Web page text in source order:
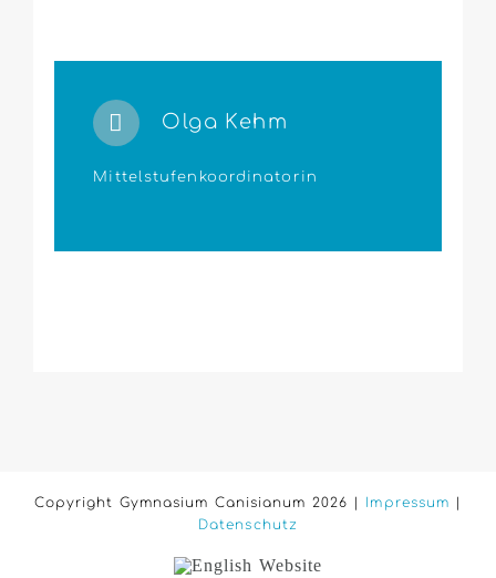
Olga Kehm
Mittelstufenkoordinatorin
Copyright Gymnasium Canisianum 2026 | Impressum
Datenschutz
English